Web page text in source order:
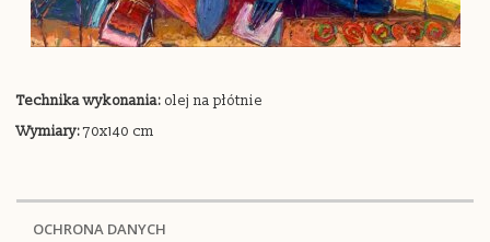
Technika wykonania: olej na płótnie
Wymiary:70x140 cm
OCHRONA DANYCH